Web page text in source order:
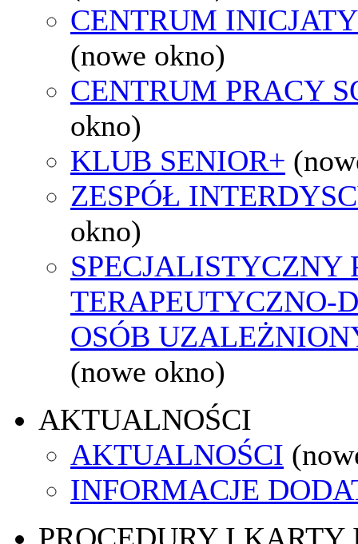
CENTRUM
(nowe okno)
CENTRUM PRACY
okno)
KLUB SENIOR+
ZESPÓŁ
okno)
SPECJALISTYCZNY
TERAPEUTYCZNO-
OSÓB
(nowe okno)
AKTUALNOŚCI
AKTUALNOŚCI
INFORMACJE